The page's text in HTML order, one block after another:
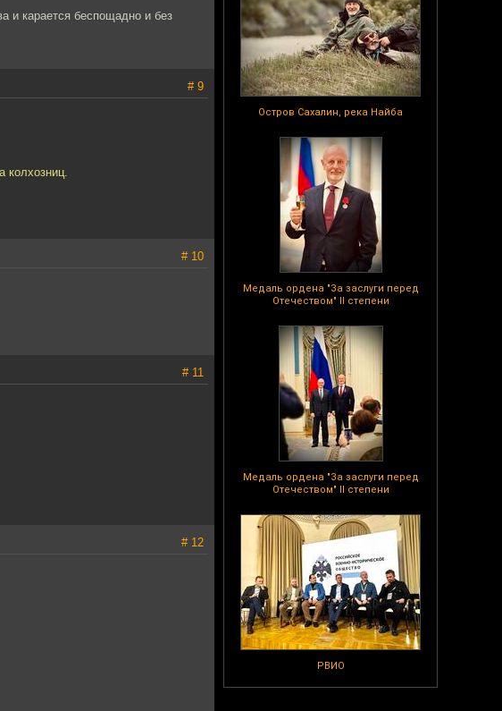
Остров Сахалин, река Найба
Медаль ордена "За заслуги перед
Отечеством" II степени
Медаль ордена "За заслуги перед
Отечеством" II степени
РВИО
и карается беспощадно и без
# 9
колхозниц.
# 10
# 11
# 12